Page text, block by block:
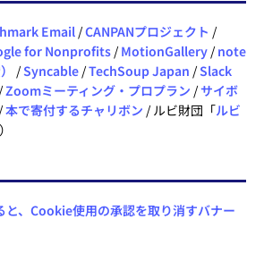
Email /CANPANプロジェクト /
for Nonprofits / MotionGallery / note
/Syncable /TechSoup Japan /Slack
/Zoomミーティング・プロプラン /サイボ
/本で寄付するチャリボン / ルビ財団「ルビ
と、Cookie使用の承認を取り消すバナー